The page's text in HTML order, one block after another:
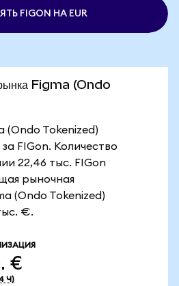
FIGON НА EUR
Figma (Ondo
(Ondo Tokenized)
FIGon. Количество
22,46 тыс. FIGon
рыночная
(Ondo Tokenized)
€.
€
Ч)